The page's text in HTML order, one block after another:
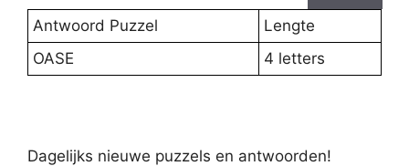
Antwoord Puzzel
Lengte
OASE
4 letters
Dagelijks nieuwe puzzels en antwoorden!